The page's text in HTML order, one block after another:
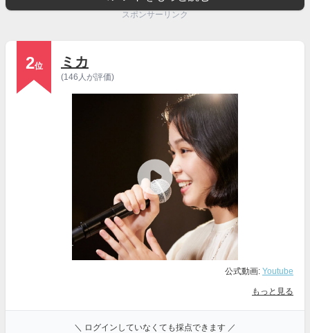
スポンサーリンク
2位 ミカ
(146人が評価)
公式動画: Youtube
もっと見る
＼ ログインしていなくても採点できます ／